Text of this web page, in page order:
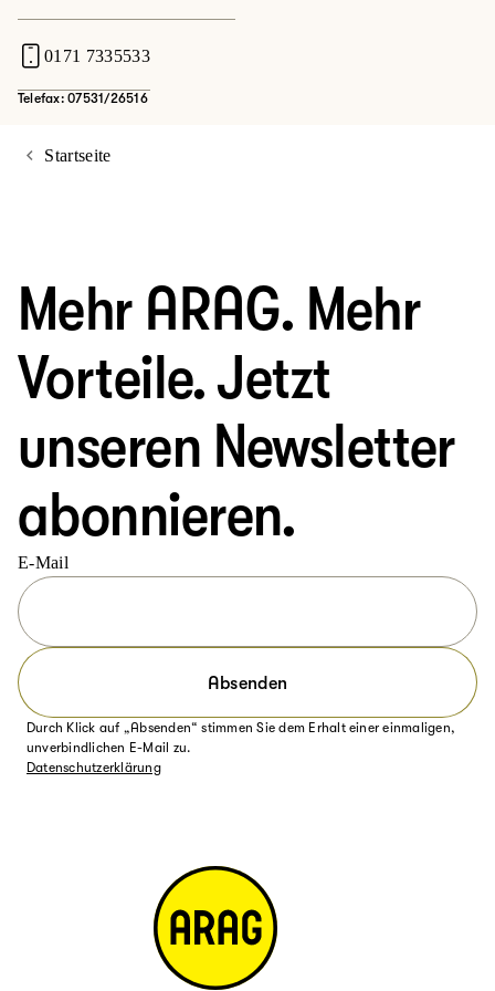
0171 7335533
Telefax: 07531/26516
Startseite
Mehr ARAG. Mehr
Vorteile. Jetzt
unseren Newsletter
abonnieren.
E-Mail
Absenden
Durch Klick auf „Absenden“ stimmen Sie dem Erhalt einer einmaligen,
unverbindlichen E-Mail zu.
Datenschutzerklärung